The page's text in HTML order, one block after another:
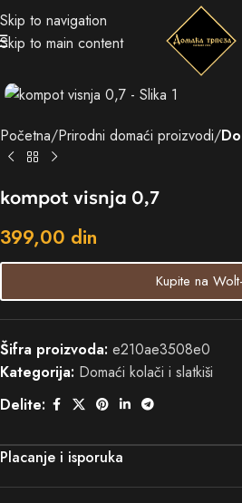
Skip to navigation
Skip to main content
Početna Prirodni domaći proizvodi
kompot visnja 0,7
399,00 din
Kupite na
Šifra proizvoda: e210ae3508e0
Kategorija: Domaći kolači i slatkiši
Delite:
Placanje i isporuka